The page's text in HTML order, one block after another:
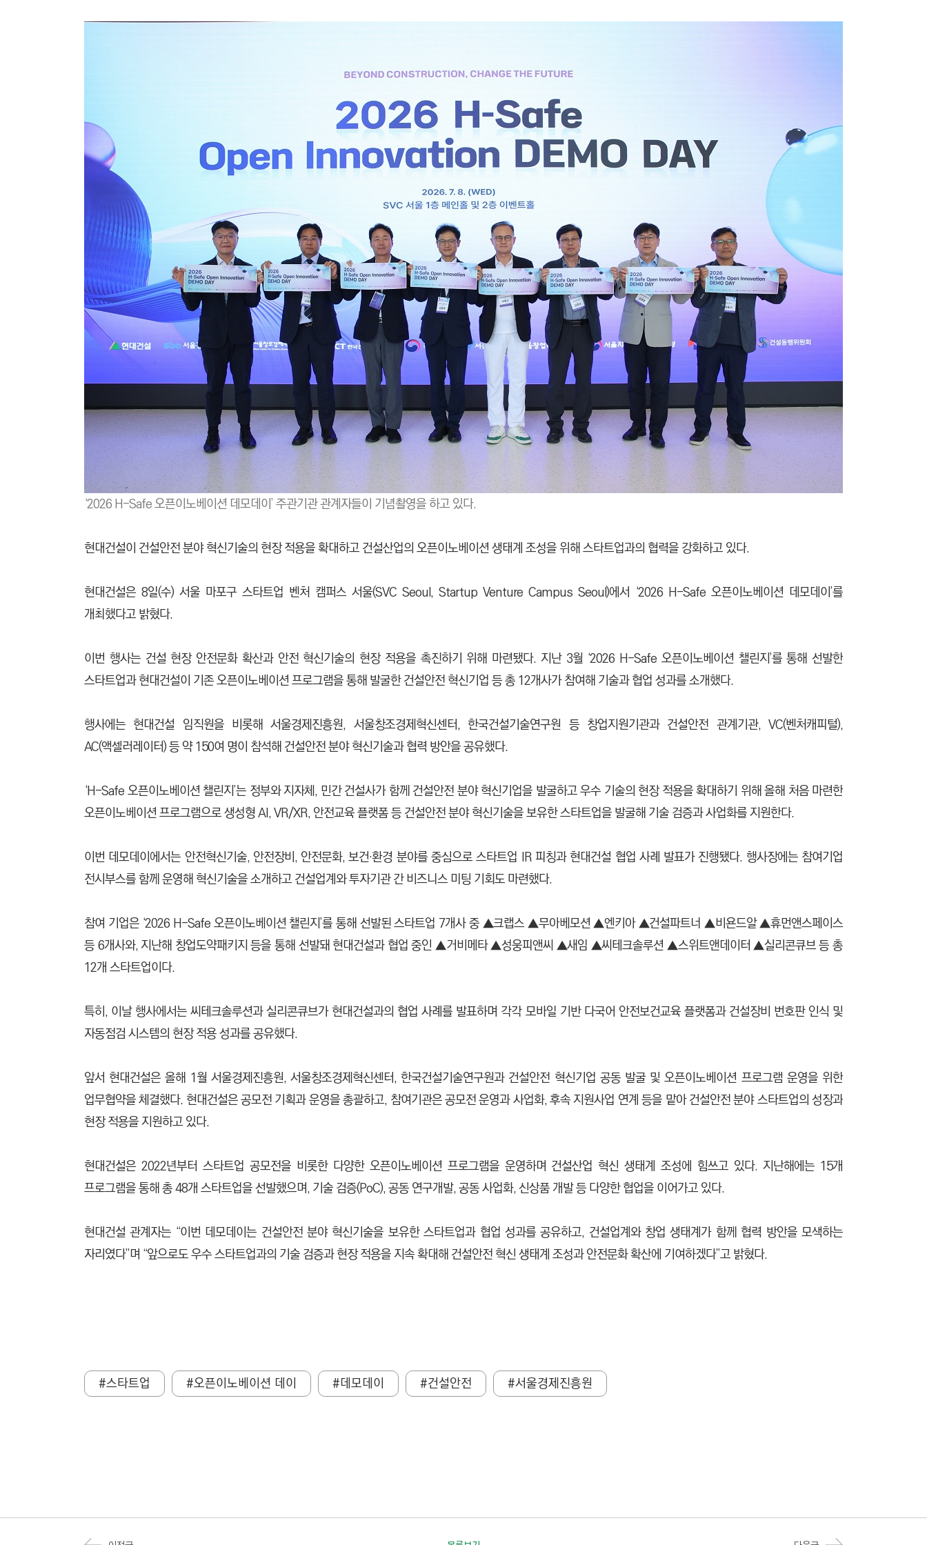
T
‘2026 H-Safe 오픈이노베이션 데모데이’ 주관기관 관계자들이 기념촬영을 하고 있다.
현대건설이 건설안전 분야 혁신기술의 현장 적용을 확대하고 건설산업의 오픈이노베이션 생태계 조성을 위해 스타트업과의 협력을 강화하고 있다.
현대건설은 8일(수) 서울 마포구 스타트업 벤처 캠퍼스 서울(SVC Seoul, Startup Venture Campus Seoul)에서 ‘2026 H-Safe 오픈이노베이션 데모데이’를
개최했다고 밝혔다.
이번 행사는 건설 현장 안전문화 확산과 안전 혁신기술의 현장 적용을 촉진하기 위해 마련됐다. 지난 3월 ‘2026 H-Safe 오픈이노베이션 챌린지’를 통해 선발한
스타트업과 현대건설이 기존 오픈이노베이션 프로그램을 통해 발굴한 건설안전 혁신기업 등 총 12개사가 참여해 기술과 협업 성과를 소개했다.
행사에는 현대건설 임직원을 비롯해 서울경제진흥원, 서울창조경제혁신센터, 한국건설기술연구원 등 창업지원기관과 건설안전 관계기관, VC(벤처캐피털),
AC(액셀러레이터) 등 약 150여 명이 참석해 건설안전 분야 혁신기술과 협력 방안을 공유했다.
‘H-Safe 오픈이노베이션 챌린지’는 정부와 지자체, 민간 건설사가 함께 건설안전 분야 혁신기업을 발굴하고 우수 기술의 현장 적용을 확대하기 위해 올해 처음 마련한
오픈이노베이션 프로그램으로 생성형 AI, VR/XR, 안전교육 플랫폼 등 건설안전 분야 혁신기술을 보유한 스타트업을 발굴해 기술 검증과 사업화를 지원한다.
이번 데모데이에서는 안전혁신기술, 안전장비, 안전문화, 보건·환경 분야를 중심으로 스타트업 IR 피칭과 현대건설 협업 사례 발표가 진행됐다. 행사장에는 참여기업
전시부스를 함께 운영해 혁신기술을 소개하고 건설업계와 투자기관 간 비즈니스 미팅 기회도 마련했다.
참여 기업은 ‘2026 H-Safe 오픈이노베이션 챌린지’를 통해 선발된 스타트업 7개사 중 ▲크랩스 ▲무아베모션 ▲엔키아 ▲건설파트너 ▲비욘드알 ▲휴먼앤스페이스
등 6개사와, 지난해 창업도약패키지 등을 통해 선발돼 현대건설과 협업 중인 ▲거비메타 ▲성웅피앤씨 ▲새임 ▲씨테크솔루션 ▲스위트앤데이터 ▲실리콘큐브 등 총
12개 스타트업이다.
특히, 이날 행사에서는 씨테크솔루션과 실리콘큐브가 현대건설과의 협업 사례를 발표하며 각각 모바일 기반 다국어 안전보건교육 플랫폼과 건설장비 번호판 인식 및
자동점검 시스템의 현장 적용 성과를 공유했다.
앞서 현대건설은 올해 1월 서울경제진흥원, 서울창조경제혁신센터, 한국건설기술연구원과 건설안전 혁신기업 공동 발굴 및 오픈이노베이션 프로그램 운영을 위한
업무협약을 체결했다. 현대건설은 공모전 기획과 운영을 총괄하고, 참여기관은 공모전 운영과 사업화, 후속 지원사업 연계 등을 맡아 건설안전 분야 스타트업의 성장과
현장 적용을 지원하고 있다.
현대건설은 2022년부터 스타트업 공모전을 비롯한 다양한 오픈이노베이션 프로그램을 운영하며 건설산업 혁신 생태계 조성에 힘쓰고 있다. 지난해에는 15개
프로그램을 통해 총 48개 스타트업을 선발했으며, 기술 검증(PoC), 공동 연구개발, 공동 사업화, 신상품 개발 등 다양한 협업을 이어가고 있다.
현대건설 관계자는 “이번 데모데이는 건설안전 분야 혁신기술을 보유한 스타트업과 협업 성과를 공유하고, 건설업계와 창업 생태계가 함께 협력 방안을 모색하는
자리였다”며 “앞으로도 우수 스타트업과의 기술 검증과 현장 적용을 지속 확대해 건설안전 혁신 생태계 조성과 안전문화 확산에 기여하겠다”고 밝혔다.
#스타트업 #오픈이노베이션 데이 #데모데이 #건설안전 #서울경제진흥원